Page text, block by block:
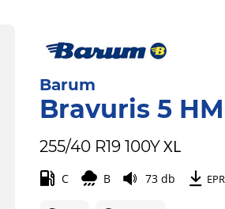
Barum
Bravuris 5 HM
255/40 R19 100YXL
C B 73 db